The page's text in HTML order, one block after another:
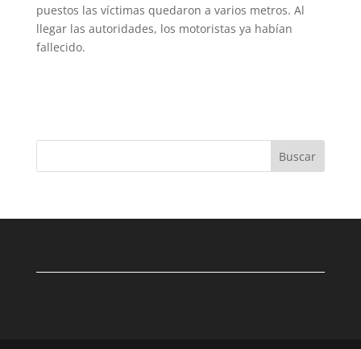
puestos las víctimas quedaron a varios metros. Al
llegar las autoridades, los motoristas ya habían
fallecido.
Buscar